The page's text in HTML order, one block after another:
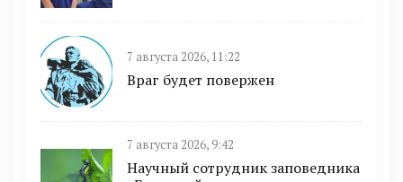
7 августа 2026, 11:22
Враг будет повержен
7 августа 2026, 9:42
Научный сотрудник заповедника